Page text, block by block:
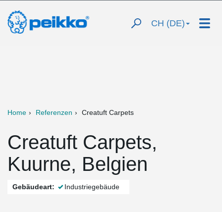
CH (DE)
Home Referenzen Creatuft Carpets
Creatuft Carpets,
Kuurne, Belgien
Gebäudeart: Industriegebäude